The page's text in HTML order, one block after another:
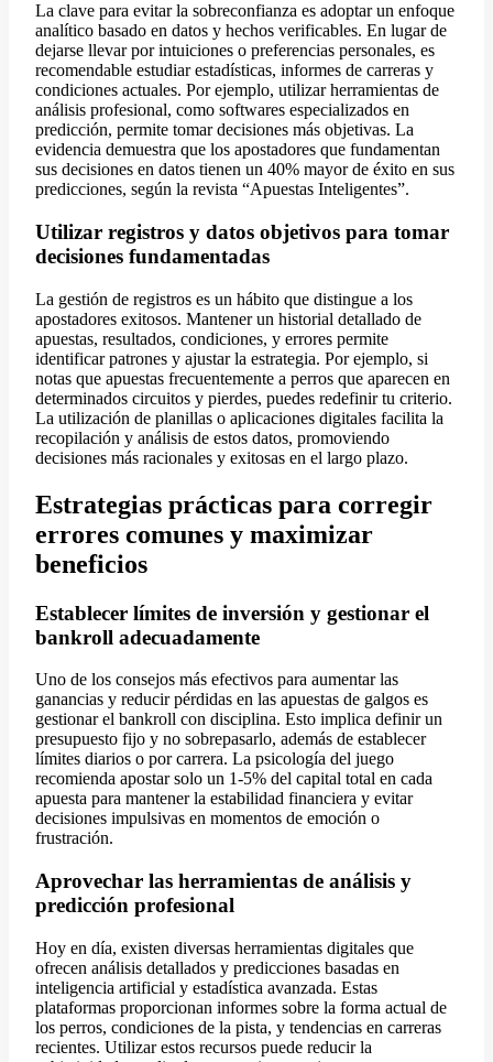
La clave para evitar la sobreconfianza es adoptar un enfoque
analítico basado en datos y hechos verificables. En lugar de
dejarse llevar por intuiciones o preferencias personales, es
recomendable estudiar estadísticas, informes de carreras y
condiciones actuales. Por ejemplo, utilizar herramientas de
análisis profesional, como softwares especializados en
predicción, permite tomar decisiones más objetivas. La
evidencia demuestra que los apostadores que fundamentan
sus decisiones en datos tienen un 40% mayor de éxito en sus
predicciones, según la revista “Apuestas Inteligentes”.
Utilizar registros y datos objetivos para tomar
decisiones fundamentadas
La gestión de registros es un hábito que distingue a los
apostadores exitosos. Mantener un historial detallado de
apuestas, resultados, condiciones, y errores permite
identificar patrones y ajustar la estrategia. Por ejemplo, si
notas que apuestas frecuentemente a perros que aparecen en
determinados circuitos y pierdes, puedes redefinir tu criterio.
La utilización de planillas o aplicaciones digitales facilita la
recopilación y análisis de estos datos, promoviendo
decisiones más racionales y exitosas en el largo plazo.
Estrategias prácticas para corregir
errores comunes y maximizar
beneficios
Establecer límites de inversión y gestionar el
bankroll adecuadamente
Uno de los consejos más efectivos para aumentar las
ganancias y reducir pérdidas en las apuestas de galgos es
gestionar el bankroll con disciplina. Esto implica definir un
presupuesto fijo y no sobrepasarlo, además de establecer
límites diarios o por carrera. La psicología del juego
recomienda apostar solo un 1-5% del capital total en cada
apuesta para mantener la estabilidad financiera y evitar
decisiones impulsivas en momentos de emoción o
frustración.
Aprovechar las herramientas de análisis y
predicción profesional
Hoy en día, existen diversas herramientas digitales que
ofrecen análisis detallados y predicciones basadas en
inteligencia artificial y estadística avanzada. Estas
plataformas proporcionan informes sobre la forma actual de
los perros, condiciones de la pista, y tendencias en carreras
recientes. Utilizar estos recursos puede reducir la